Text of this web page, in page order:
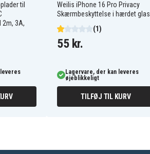
til
2m, 3A,
Weilis iPhone 16 Pro Privacy
Skærmbeskyttelse i hærdet glas
(1)
55 kr.
Lagervare, der kan leveres
øjeblikkeligt
TILFØJ TIL KURV